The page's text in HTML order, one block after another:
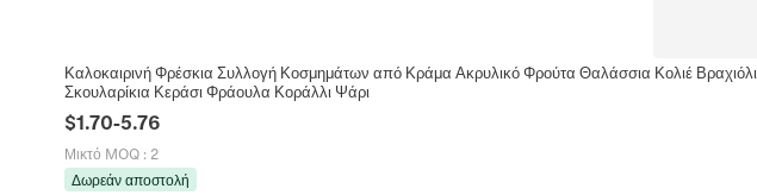
Καλοκαιρινή Φρέσκια Συλλογή Κοσμημάτων από Κράμα Ακρυλικό Φρούτα Θαλάσσια Κολιέ Βραχιόλι
Σκουλαρίκια Κεράσι Φράουλα Κοράλλι Ψάρι
$1.70-5.76
Μικτό MOQ: 2
Δωρεάν αποστολή